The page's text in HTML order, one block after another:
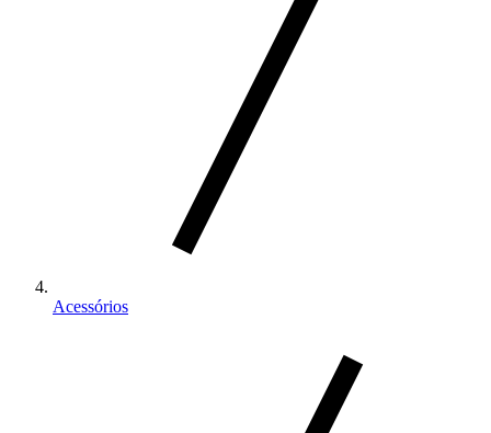
Acessórios